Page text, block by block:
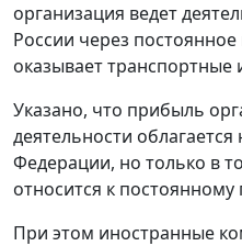
организация ведет
России через
оказывает транспортные
Указано, что прибыль
деятельности
Федерации, но только в
относится к постоянному
При этом иностранные